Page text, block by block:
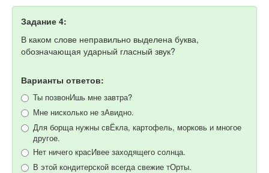
Задание 4:
В каком слове неправильно выделена буква,
обозначающая ударный гласный звук?
Варианты ответов:
Ты позвонИшь мне завтра?
Мне нисколько не зАвидно.
Для борща нужны свЁкла, картофель, морковь и многое
другое.
Нет ничего красИвее заходящего солнца.
В этой кондитерской всегда свежие тОрты.